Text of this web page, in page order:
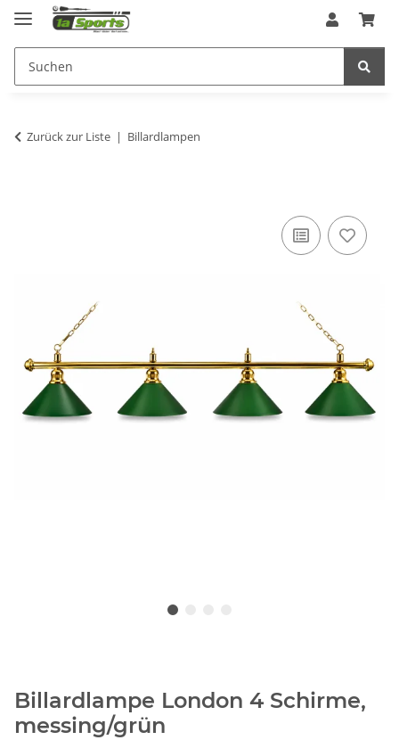
Zurück zur Liste Billardlampen
Billardlampe London 4 Schirme,
messing/grün